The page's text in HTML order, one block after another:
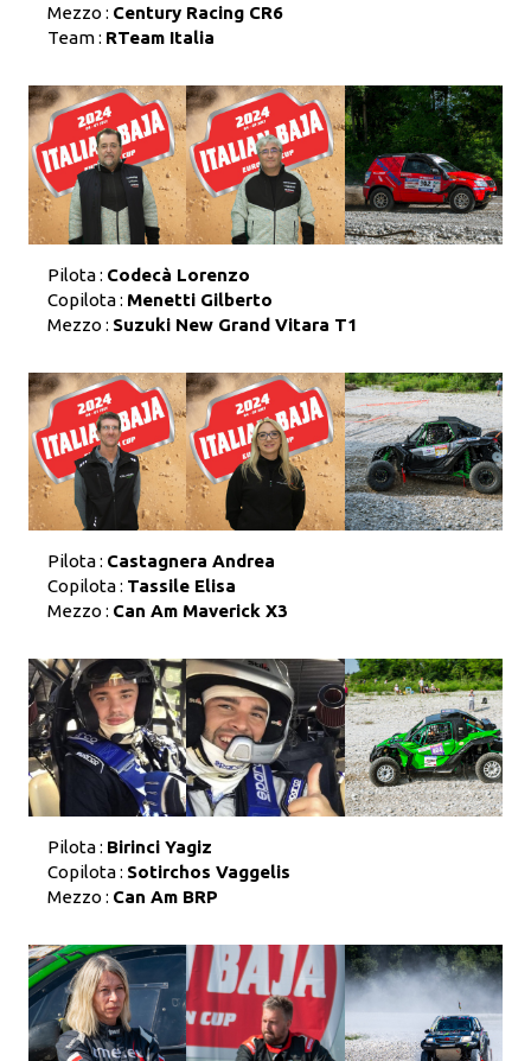
Mezzo : Century Racing CR6
Team : RTeam Italia
Pilota : Codecà Lorenzo
Copilota : Menetti Gilberto
Mezzo : Suzuki New Grand Vitara T1
Pilota : Castagnera Andrea
Copilota : Tassile Elisa
Mezzo : Can Am Maverick X3
Pilota : Birinci Yagiz
Copilota : Sotirchos Vaggelis
Mezzo : Can Am BRP